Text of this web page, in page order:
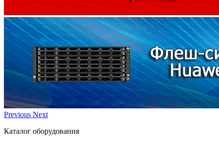
Previous Next
Каталог оборудования